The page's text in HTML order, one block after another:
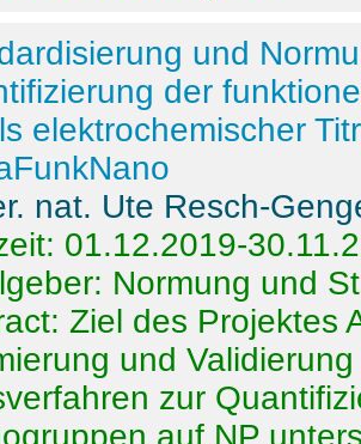
und
der
elektrochemischer
nat. Ute Resch-
01.12.2019-
Normung und
Ziel des Projektes
und
zur
auf NP